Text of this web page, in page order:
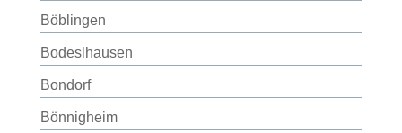
Böblingen
Bodeslhausen
Bondorf
Bönnigheim